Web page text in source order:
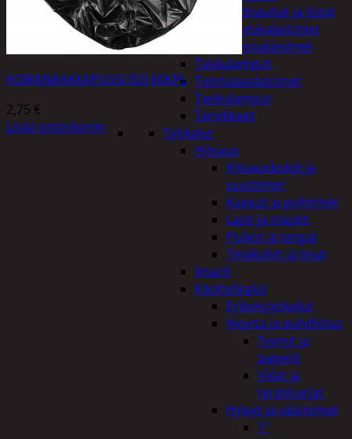
Lednauhat ja listat
Pöytävalaisimet
Yleisvalaisimet
Taskulamput
Työmaavalaisimet
Taskulamput
Tarvikkeet
Työkalut
Hitsaus
Hitsauskolvit ja
suuttimet
Kaasut ja polttimet
Lasit ja maskit
Puikot ja langat
Tinakolvit ja tinat
Imurit
Käsityökalut
Erikoistyökalut
Hionta ja puhdistus
Tyynyt ja
paperit
Viilat ja
teräsharjat
Hylsyt ja vääntimet
1"
KOIRANKAKKAPUSSI ISO 60KPL
2,75 €
Lisää ostoskoriin